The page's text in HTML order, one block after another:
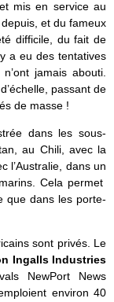
mis en service au
et du fameux
difficile, du fait de
a eu des tentatives
jamais abouti.
passant de
de masse !
dans les sous-
au Chili, avec la
l’Australie, dans un
Cela permet
que dans les porte-
sont privés. Le
Ingalls Industries
NewPort News
environ 40